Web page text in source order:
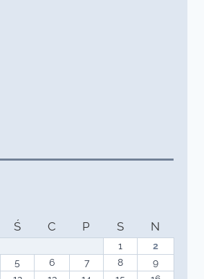
Ś C P S N
1
2
5 6 7 8
9